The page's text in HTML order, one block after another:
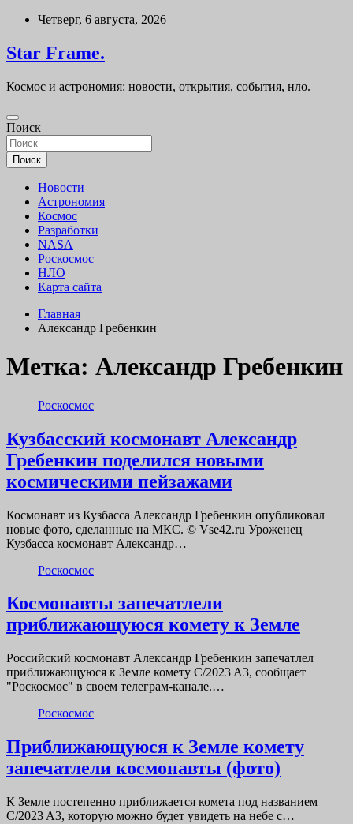
Перейти
содержимому
Четверг, 6 августа, 2026
Star Frame.
Космос и астрономия: новости, открытия, события, нло.
Поиск
Поиск
Новости
Астрономия
Космос
Разработки
NASA
Роскосмос
НЛО
Карта сайта
Главная
Александр Гребенкин
Метка: Александр Гребенкин
Роскосмос
Кузбасский космонавт Александр
Гребенкин поделился новыми
космическими пейзажами
Космонавт из Кузбасса Александр Гребенкин опубликовал
новые фото, сделанные на МКС. © Vse42.ru Уроженец
Кузбасса космонавт Александр…
Роскосмос
Космонавты запечатлели
приближающуюся комету к Земле
Российский космонавт Александр Гребенкин запечатлел
приближающуюся к Земле комету C/2023 A3, сообщает
"Роскосмос" в своем телеграм-канале.…
Роскосмос
Приближающуюся к Земле комету
запечатлели космонавты (фото)
К Земле постепенно приближается комета под названием
C/2023 A3, которую можно будет увидеть на небе с…